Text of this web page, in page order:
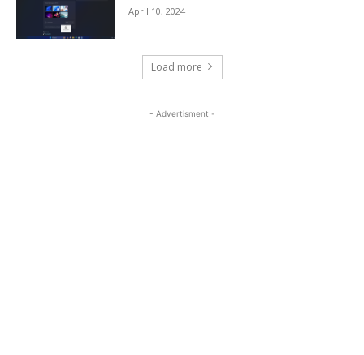
April 10, 2024
Load more
- Advertisment -